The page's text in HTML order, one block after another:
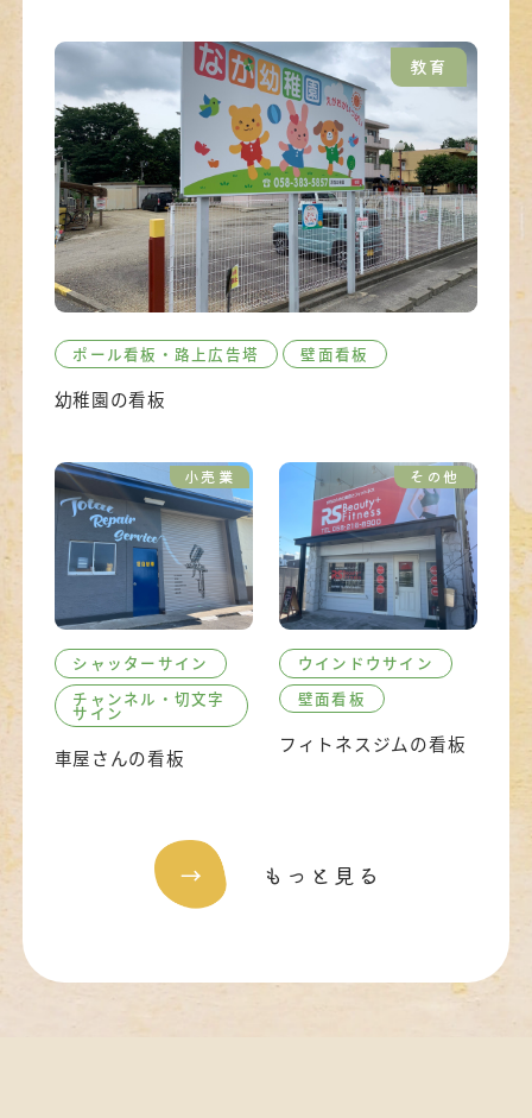
教育
ポール看板・路上広告塔 壁面看板
幼稚園の看板
小売業
シャッターサイン
チャンネル・切文字
サイン
車屋さんの看板
その他
ウインドウサイン
壁面看板
フィトネスジムの看板
→ もっと見る